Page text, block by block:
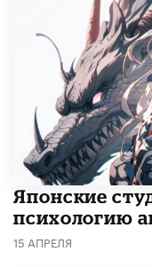
Японские
психологию
15 АПРЕЛЯ